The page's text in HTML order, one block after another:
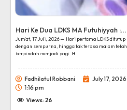
Hari Ke Dua LDKS MA Futuhiyyah :...
Jum’at, 17 Juli, 2026 — Hari pertama LDKS ditutup
dengan sempurna, hingga tak terasa malam telah
berpindah menjadi pagi. H...
Fadhilatul Robbani
July 17, 2026
1:16 pm
Views: 26